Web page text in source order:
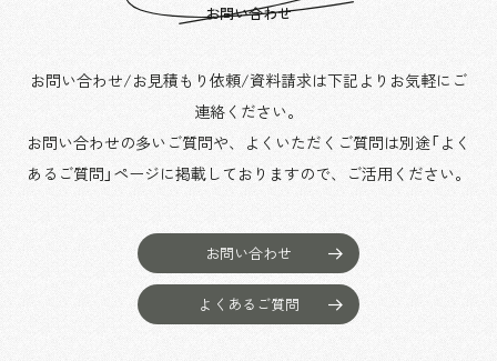
お問い合わせ
お問い合わせ/お見積もり依頼/資料請求は下記よりお気軽にご
連絡ください。
お問い合わせの多いご質問や、よくいただくご質問は別途「よく
あるご質問」ページに掲載しておりますので、
ご活用ください。
お問い合わせ
よくあるご質問